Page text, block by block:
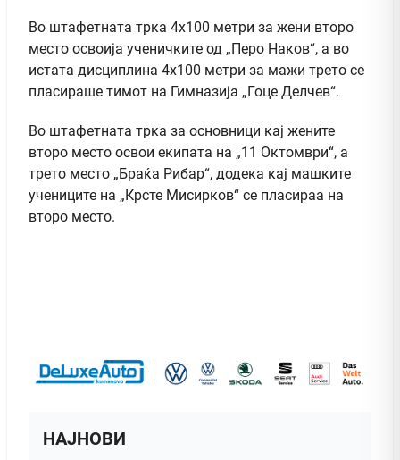
Во штафетната трка 4х100 метри за жени второ
место освоија ученичките од „Перо Наков“, а во
истата дисциплина 4х100 метри за мажи трето се
пласираше тимот на Гимназија „Гоце Делчев“.
Во штафетната трка за основници кај жените
второ место освои екипата на „11 Октомври“, а
трето место „Браќа Рибар“, додека кај машките
учениците на „Крсте Мисирков“ се пласираа на
второ место.
НАЈНОВИ